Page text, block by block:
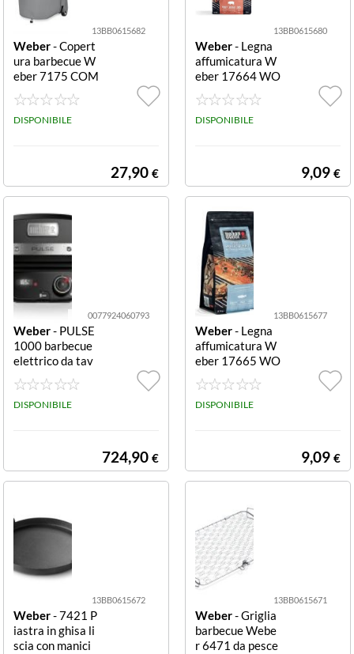
13BB0615682
Weber- Copert
ura barbecue W
eber 7175 COM
PACT KETTLE D
47 Grigio D47
DISPONIBILE
27,90 €
13BB0615680
Weber- Legna
affumicatura W
eber 17664 WO
OD CHIPS Pork
Smoking Blend
Pork Smoking Bl
DISPONIBILE
9,09 €
0077924060793
Weber- PULSE
1000 barbecue
elettrico da tav
olo nero Quando
la tecnologia int
elligente si fond
becue che rivolu
di cuocere alla g
DISPONIBILE
724,90 €
13BB0615677
Weber- Legna
affumicatura W
eber 17665 WO
OD CHIPS Seaf
ood Smoking Ble
nd Seafood Smo
DISPONIBILE
9,09 €
13BB0615672
Weber- 7421 P
iastra in ghisa li
scia con manici
13BB0615671
Weber- Griglia
barbecue Webe
r 6471 da pesce